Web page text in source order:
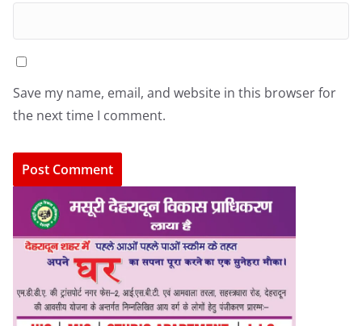
Save my name, email, and website in this browser for
the next time I comment.